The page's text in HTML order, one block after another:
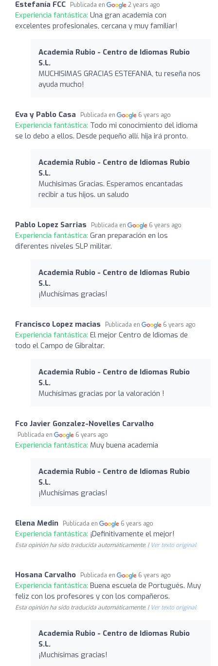
Estefanía FCC Publicada en 2 years ago
Experiencia fantástica: Una gran academia con
excelentes profesionales, cercana y muy familiar!
Academia Rubio - Centro de Idiomas Rubio
S.L.
MUCHISIMAS GRACIAS ESTEFANIA, tu reseña nos
ayuda mucho!
Eva y Pablo Casa Publicada en 6 years ago
Experiencia fantástica: Todo mi conocimiento del idioma
se lo debo a ellos. Desde pequeño allí. hija irá pronto.
Academia Rubio - Centro de Idiomas Rubio
S.L.
Muchisimas Gracias. Esperamos encantadas
recibir a tus hijos. un saludo
Pablo Lopez Sarrias Publicada en 6 years ago
Experiencia fantástica: Gran preparación en los
diferentes niveles SLP militar.
Academia Rubio - Centro de Idiomas Rubio
S.L.
¡Muchísimas gracias!
Francisco Lopez macias Publicada en 6 years ago
Experiencia fantástica: El mejor Centro de Idiomas de
todo el Campo de Gibraltar.
Academia Rubio - Centro de Idiomas Rubio
S.L.
Muchísimas gracias por la valoración !
Fco Javier Gonzalez-Novelles Carvalho
Publicada en 6 years ago
Experiencia fantástica: Muy buena academia
Academia Rubio - Centro de Idiomas Rubio
S.L.
¡Muchísimas gracias!
Elena Medin Publicada en 6 years ago
Experiencia fantástica: ¡Definitivamente el mejor!
Esta opinión ha sido traducida automáticamente. | Ver texto original
Hosana Carvalho Publicada en 6 years ago
Experiencia fantástica: Buena escuela de Portugués. Muy
feliz con los profesores y con los compañeros.
Esta opinión ha sido traducida automáticamente. | Ver texto original
Academia Rubio - Centro de Idiomas Rubio
S.L.
¡Muchísimas gracias!